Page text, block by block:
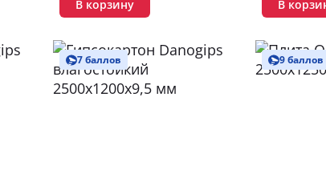
В корзину В
7 баллов 9 баллов